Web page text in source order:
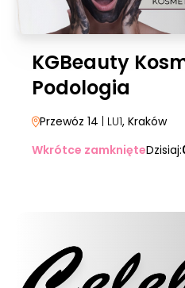
KGBeauty
Podologia
Przewóz 14 | LU1, Kraków
Wkrótce zamknięteDzisiaj: